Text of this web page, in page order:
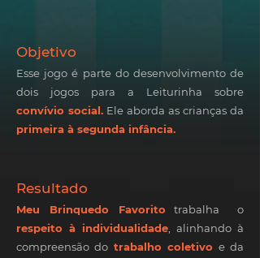
Objetivo
Esse jogo é parte do desenvolvimento de
dois jogos para a Leiturinha sobre
convívio social. Ele aborda as crianças da
primeira à segunda infância.
Resultado
Meu Brinquedo Favorito trabalha o
respeito à individualidade , alinhando à
compreensão do trabalho coletivo e da